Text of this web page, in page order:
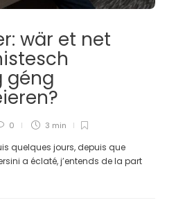
wär et net
géng
0 3 min
quelques jours, depuis que
a éclaté, j’entends de la part